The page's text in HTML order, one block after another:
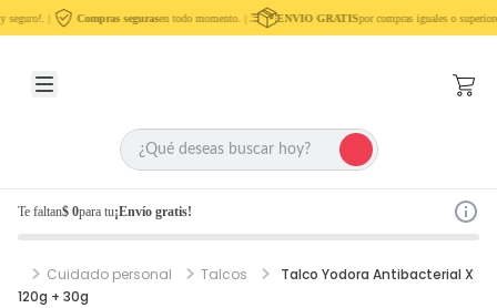
| Compras segurasen todo momento. | ENVIO GRATISpor compras iguales o
Te faltan$ 0para tu¡Envío gratis!
Cuidado personal Talcos
Talco Yodora Antibacterial X
120g + 30g